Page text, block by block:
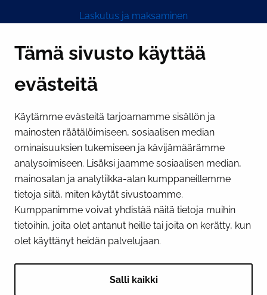
Tämä sivusto käyttää
evästeitä
Käytämme evästeitä tarjoamamme sisällön ja
mainosten räätälöimiseen, sosiaalisen median
ominaisuuksien tukemiseen ja kävijämäärämme
analysoimiseen. Lisäksi jaamme sosiaalisen median,
mainosalan ja analytiikka-alan kumppaneillemme
tietoja siitä, miten käytät sivustoamme.
Kumppanimme voivat yhdistää näitä tietoja muihin
tietoihin, joita olet antanut heille tai joita on kerätty, kun
olet käyttänyt heidän palvelujaan.
Salli kaikki
Laskutus ja maksaminen
PI­KA­LINK­KE­JÄ
Näytä evästeasetukseni
SOSIAALINEN MEDIA
Facebook InstagramYouTube